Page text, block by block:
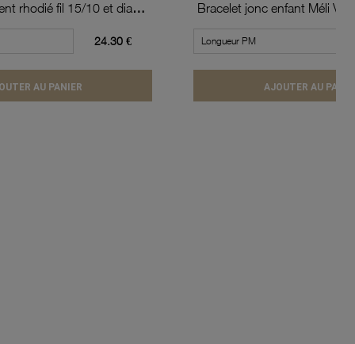
Créoles en argent rhodié fil 15/10 et diamètre 40 mm
24.30 €
AU PANIER AJOUTER AU